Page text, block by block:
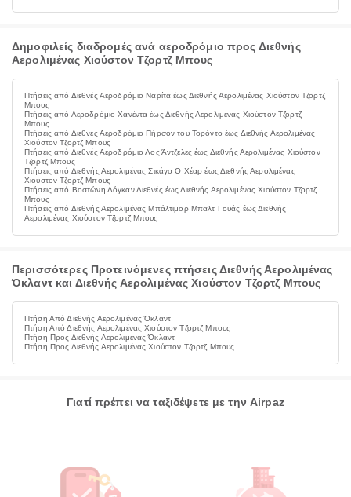
Δημοφιλείς διαδρομές ανά αεροδρόμιο προς Διεθνής
Αερολιμένας Χιούστον Τζορτζ Μπους
Πτήσεις από Διεθνές Αεροδρόμιο Ναρίτα έως Διεθνής Αερολιμένας Χιούστον Τζορτζ
Μπους
Πτήσεις από Αεροδρόμιο Χανέντα έως Διεθνής Αερολιμένας Χιούστον Τζορτζ
Μπους
Πτήσεις από Διεθνές Αεροδρόμιο Πήρσον του Τορόντο έως Διεθνής Αερολιμένας
Χιούστον Τζορτζ Μπους
Πτήσεις από Διεθνές Αεροδρόμιο Λος Άντζελες έως Διεθνής Αερολιμένας Χιούστον
Τζορτζ Μπους
Πτήσεις από Διεθνής Αερολιμένας Σικάγο Ο Χέαρ έως Διεθνής Αερολιμένας
Χιούστον Τζορτζ Μπους
Πτήσεις από Βοστώνη Λόγκαν Διεθνές έως Διεθνής Αερολιμένας Χιούστον Τζορτζ
Μπους
Πτήσεις από Διεθνής Αερολιμένας Μπάλτιμορ Μπαλτ Γουάς έως Διεθνής
Αερολιμένας Χιούστον Τζορτζ Μπους
Περισσότερες Προτεινόμενες πτήσεις Διεθνής Αερολιμένας
Όκλαντ και Διεθνής Αερολιμένας Χιούστον Τζορτζ Μπους
Πτήση Από Διεθνής Αερολιμένας Όκλαντ
Πτήση Από Διεθνής Αερολιμένας Χιούστον Τζορτζ Μπους
Πτήση Προς Διεθνής Αερολιμένας Όκλαντ
Πτήση Προς Διεθνής Αερολιμένας Χιούστον Τζορτζ Μπους
Γιατί πρέπει να ταξιδέψετε με την Airpaz